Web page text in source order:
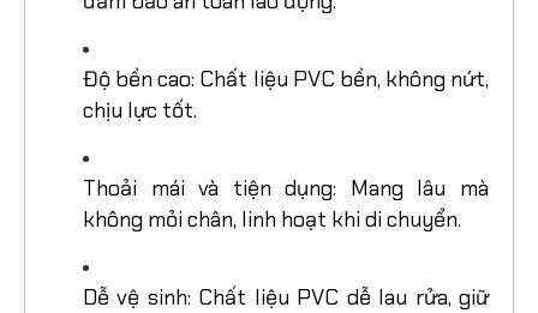
Độ bền cao: Chất liệu PVC bền, không nứt,
chịu lực tốt.
Thoải mái và tiện dụng: Mang lâu mà
không mỏi chân, linh hoạt khi di chuyển.
Dễ vệ sinh: Chất liệu PVC dễ lau rửa, giữ